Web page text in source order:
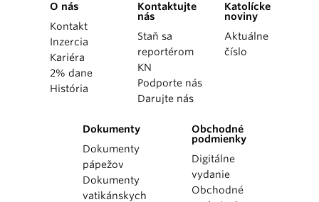
O nás
Kontakt
Inzercia
Kariéra
2% dane
História
Kontaktujte
nás
Staň sa
reportérom
KN
Podporte nás
Darujte nás
Katolícke
noviny
Aktuálne
číslo
Dokumenty
Dokumenty
pápežov
Dokumenty
vatikánskych
Obchodné
podmienky
Digitálne
vydanie
Obchodné